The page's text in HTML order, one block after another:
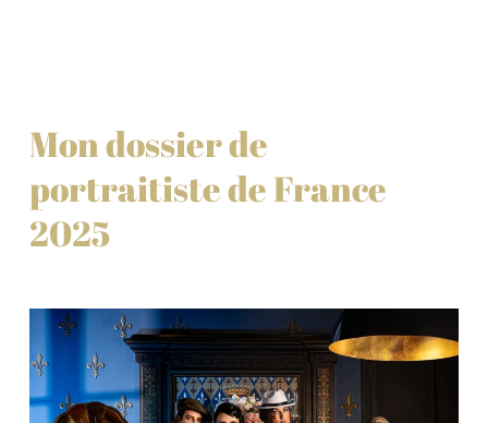
Mon dossier de
portraitiste de France
2025